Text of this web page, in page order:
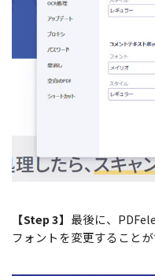
【Step 3】 最後に、
フォントを変更することが